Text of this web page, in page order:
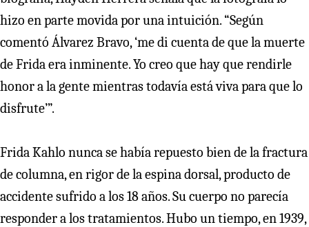
hizo en parte movida por una intuición. “Según
comentó Álvarez Bravo, ‘me di cuenta de que la muerte
de Frida era inminente. Yo creo que hay que rendirle
honor a la gente mientras todavía está viva para que lo
disfrute’”.
Frida Kahlo nunca se había repuesto bien de la fractura
de columna, en rigor de la espina dorsal, producto de
accidente sufrido a los 18 años. Su cuerpo no parecía
responder a los tratamientos. Hubo un tiempo, en 1939,